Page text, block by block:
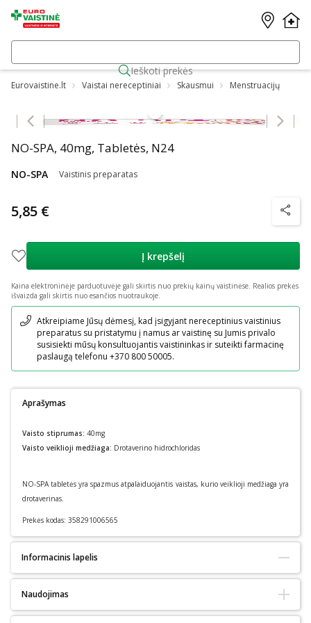
Ieškoti prekės
Eurovaistine.lt Vaistai nereceptiniai Skausmui Menstruacijų
NO-SPA, 40mg, Tabletės, N24
NO-SPA Vaistinis preparatas
5,85 €
Į krepšelį
Kaina elektroninėje parduotuvėje gali skirtis nuo prekių kainų vaistinėse. Realios prekės
išvaizda gali skirtis nuo esančios nuotraukoje.
Pranešimas
Atkreipiame Jūsų dėmesį, kad įsigyjant nereceptinius vaistinius
preparatus su pristatymu į namus ar vaistinę su Jumis privalo
susisiekti mūsų konsultuojantis vaistininkas ir suteikti farmacinę
paslaugą telefonu +370 800 50005.
Aprašymas
Vaisto stiprumas: 40mg
Vaisto veiklioji medžiaga: Drotaverino hidrochloridas
NO-SPA tabletės yra spazmus atpalaiduojantis vaistas, kurio veiklioji medžiaga yra
drotaverinas.
Prekės kodas: 358291006565
Informacinis lapelis
Naudojimas